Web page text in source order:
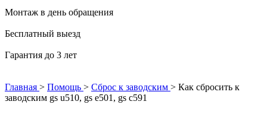
Монтаж в день обращения
Бесплатный выезд
Гарантия до 3 лет
Главная > Помощь > Сброс к заводским > Как сбросить к
заводским gs u510, gs e501, gs c591